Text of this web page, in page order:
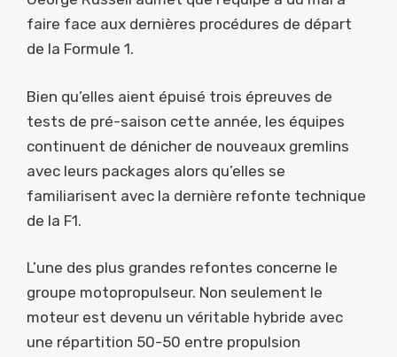
faire face aux dernières procédures de départ
de la Formule 1.
Bien qu’elles aient épuisé trois épreuves de
tests de pré-saison cette année, les équipes
continuent de dénicher de nouveaux gremlins
avec leurs packages alors qu’elles se
familiarisent avec la dernière refonte technique
de la F1.
L’une des plus grandes refontes concerne le
groupe motopropulseur. Non seulement le
moteur est devenu un véritable hybride avec
une répartition 50-50 entre propulsion